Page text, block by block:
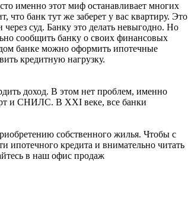
именно этот миф останавливает многих
что банк тут же заберет у вас квартиру. Это
суд. Банку это делать невыгодно. Но
сообщить банку о своих финансовых
банке можно оформить ипотечные
кредитную нагрузку.
доход. В этом нет проблем, именно
и СНИЛС. В XXI веке, все банки
собственного жилья. Чтобы с
ипотечного кредита и внимательно читать
в наш офис продаж